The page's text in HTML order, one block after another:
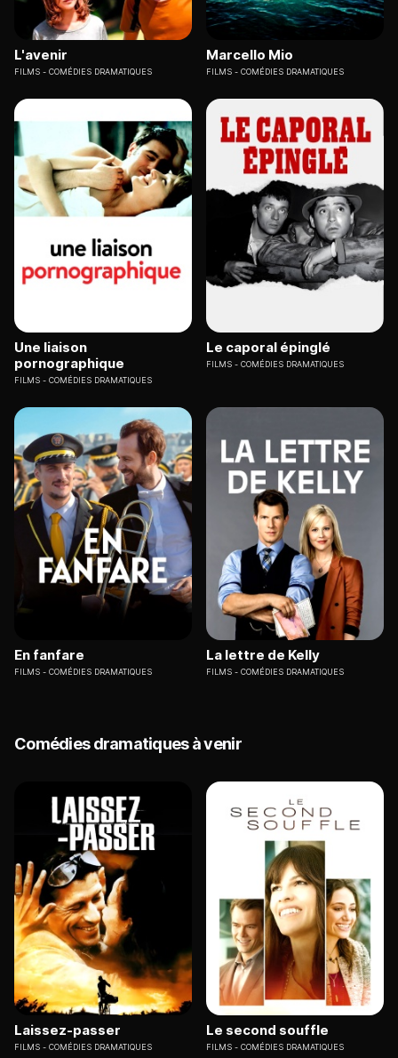
L'avenir
FILMS COMÉDIES DRAMATIQUES
Marcello Mio
FILMS COMÉDIES DRAMATIQUES
Une liaison
pornographique
FILMS COMÉDIES DRAMATIQUES
Le caporal épinglé
FILMS COMÉDIES DRAMATIQUES
En fanfare
FILMS COMÉDIES DRAMATIQUES
La lettre de Kelly
FILMS COMÉDIES DRAMATIQUES
Comédies dramatiques à venir
Laissez-passer
FILMS COMÉDIES DRAMATIQUES
Le second souffle
FILMS COMÉDIES DRAMATIQUES